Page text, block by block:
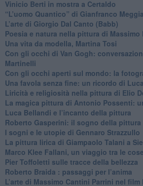
Vinicio Berti in mostra a Certaldo
“L’uomo Quantico” di Gianfranco
​L’arte di Giorgio Dal Canto (Babb)
Poesia e natura nella pittura di Massimo
Una vita da modella, Martina Tosi
​Con gli occhi di Van Gogh:
Martinelli
​Con gli occhi aperti sul mondo: la
Una favola senza fine: un ricordo di
Liricità e religiosità nella pittura di Elio
La magica pittura di Antonio Possenti:
Luca Bellandi e l’incanto della pittura
​Roberto Gasperini: il sogno della pittura
I sogni e le utopie di Gennaro Strazzullo
La pittura lirica di Giampaolo Talani a
​Marco Klee Fallani, un viaggio tra le
​Pier Toffoletti sulle tracce della bellezza
​Roberto Braida : passaggi per l’anima
​L’arte di Massimo Cantini Parrini nel